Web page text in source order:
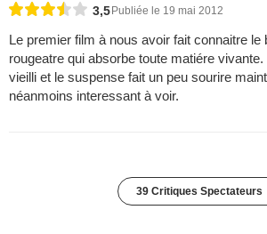
3,5Publiée le 19 mai 2012
Le premier film à nous avoir fait connaitre le
rougeatre qui absorbe toute matiére
vieilli et le suspense fait un peu sourire
néanmoins interessant à voir.
39 Critiques Spectateurs